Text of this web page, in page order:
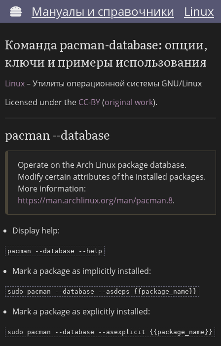
Мануалы и справочники Linux
Команда pacman-database: опции,
ключи и примеры использования
Linux– Утилиты операционной системы GNU/Linux
Licensed under the CC-BY(original work).
pacman --database
Operate on the Arch Linux package database.
Modify certain attributes of the installed packages.
More information:
https://man.archlinux.org/man/pacman.8.
Display help:
pacman --database --help
Mark a package as implicitly installed:
sudo pacman --database --asdeps {{package_name}}
Mark a package as explicitly installed:
sudo pacman --database --asexplicit {{package_name}}